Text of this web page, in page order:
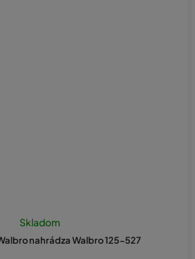
nahrádza Walbro 125-527
Skladom